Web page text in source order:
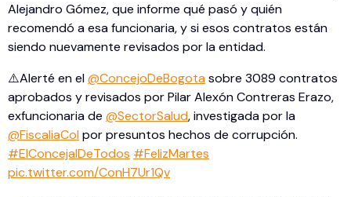
Alejandro Gómez, que informe qué pasó y quién
recomendó a esa funcionaria, y si esos contratos están
siendo nuevamente revisados por la entidad.
⚠️Alerté en el@ConcejoDeBogota sobre 3089 contratos
aprobados y revisados por Pilar Alexón Contreras Erazo,
exfuncionaria de @SectorSalud, investigada por la
@FiscaliaCol por presuntos hechos de corrupción.
#ElConcejalDeTodos #FelizMartes
pic.twitter.com/ConH7Ur1Qv